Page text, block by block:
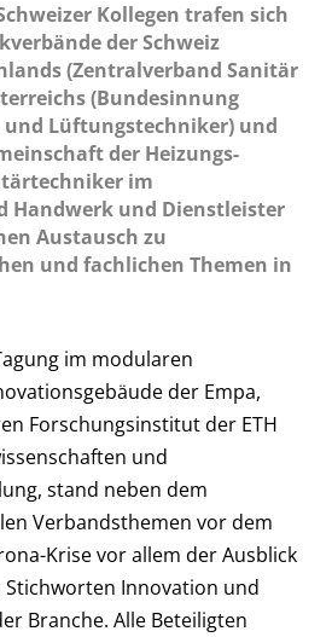
Kollegen trafen sich
der Schweiz
(Zentralverband Sanitär
(Bundesinnung
und Lüftungstechniker) und
der Heizungs-
im
Handwerk und Dienstleister
Austausch zu
und fachlichen Themen in
im modularen
der Empa,
Forschungsinstitut der ETH
und
stand neben dem
Verbandsthemen vor dem
Krise vor allem der Ausblick
Stichworten Innovation und
Branche. Alle Beteiligten